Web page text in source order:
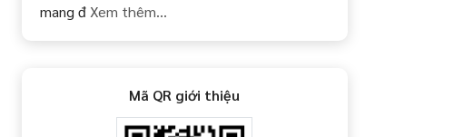
mang đXem thêm...
Mã QR giới thiệu